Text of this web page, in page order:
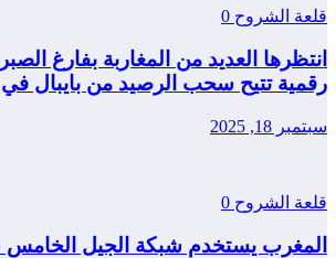
قلعة الشروح 0
انتظرها العديد من المغاربة بفارغ
رقمية تتيح سحب الرصيد من بايبال
سبتمبر 18, 2025
قلعة الشروح 0
المغرب يستخدم شبكة الجيل الخامس 5G واخيرا